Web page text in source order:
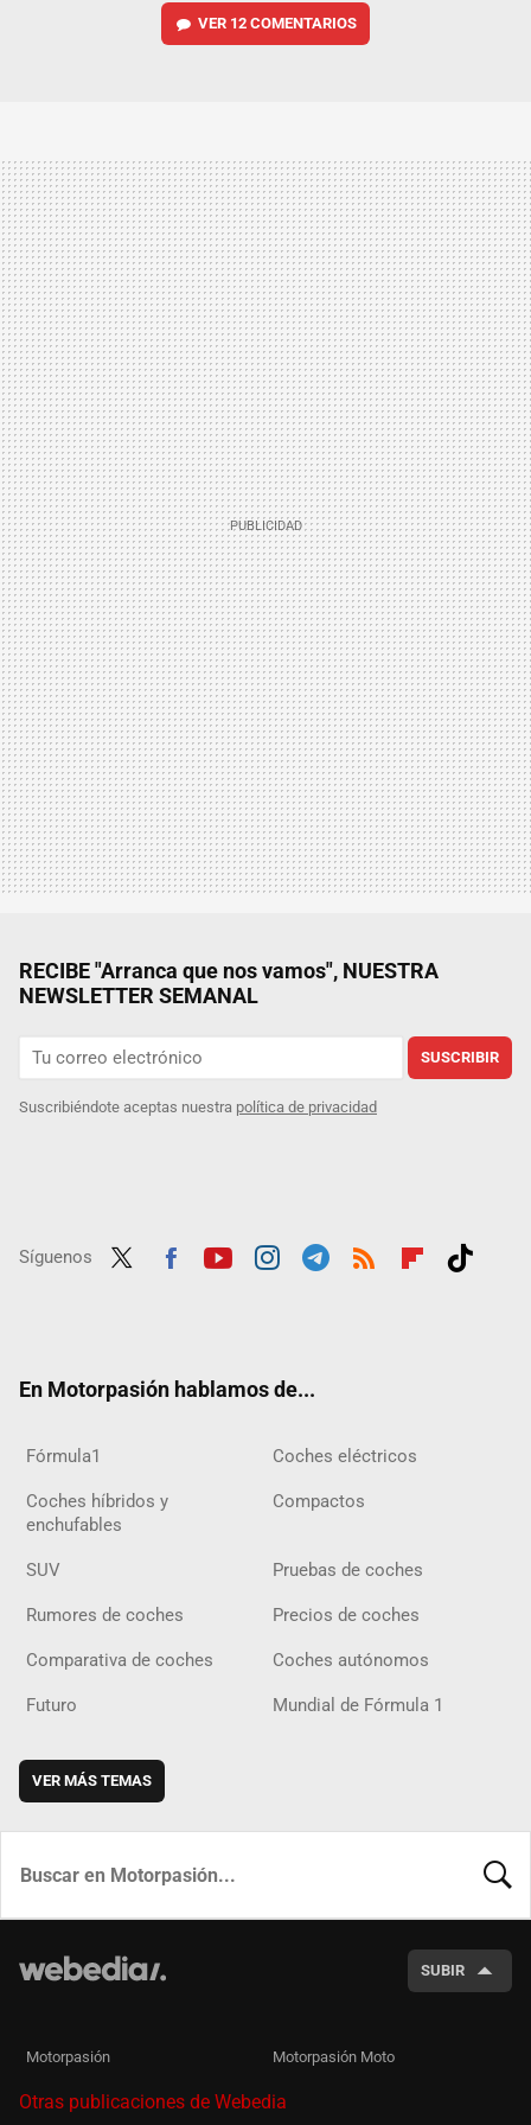
VER 12 COMENTARIOS
RECIBE "Arranca que nos vamos", NUESTRA
NEWSLETTER SEMANAL
SUSCRIBIR
Suscribiéndote aceptas nuestra política de privacidad
Síguenos
En Motorpasión hablamos de...
Fórmula1 Coches eléctricos
Coches híbridos y
enchufables
Compactos
SUV Pruebas de coches
Rumores de coches Precios de coches
Comparativa de coches Coches autónomos
Futuro Mundial de Fórmula 1
VER MÁS TEMAS
SUBIR
Motorpasión Motorpasión Moto
Otras publicaciones de Webedia